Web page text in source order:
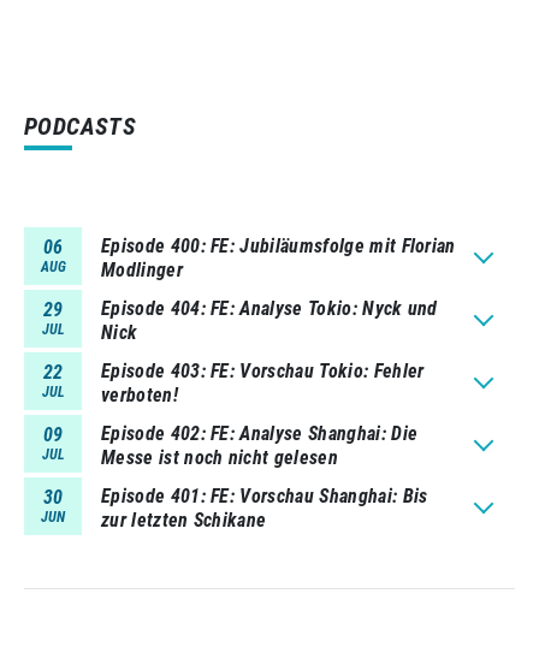
PODCASTS
06
AUG
Episode 400 FE: Jubiläumsfolge mit Florian
Modlinger
29
JUL
Episode 404 FE: Analyse Tokio: Nyck und
Nick
22
JUL
Episode 403 FE: Vorschau Tokio: Fehler
verboten!
09
JUL
Episode 402 FE: Analyse Shanghai: Die
Messe ist noch nicht gelesen
30
JUN
Episode 401 FE: Vorschau Shanghai: Bis
zur letzten Schikane